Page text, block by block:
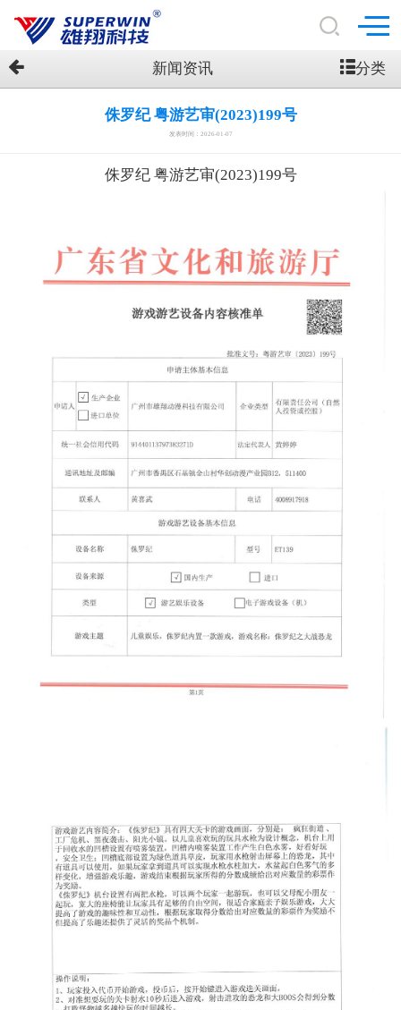
新闻资讯 分类
侏罗纪 粤游艺审(2023)199号
发表时间：2026-01-07
侏罗纪 粤游艺审(2023)199号